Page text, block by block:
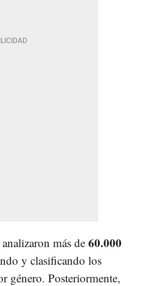
más de 60.000
y clasificando los
género. Posteriormente,